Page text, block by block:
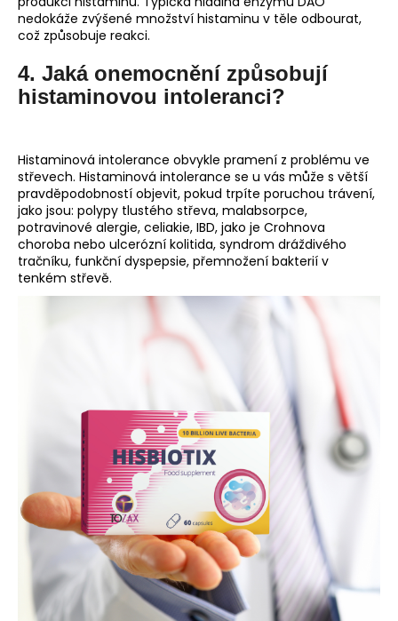
nedokáže zvýšené množství histaminu v těle odbourat,
což způsobuje reakci.
4. Jaká onemocnění způsobují
histaminovou intoleranci?
Histaminová intolerance obvykle pramení z problému ve
střevech. Histaminová intolerance se u vás může s větší
pravděpodobností objevit, pokud trpíte poruchou trávení,
jako jsou: polypy tlustého střeva, malabsorpce,
potravinové alergie, celiakie, IBD, jako je Crohnova
choroba nebo ulcerózní kolitida, syndrom dráždivého
tračníku, funkční dyspepsie, přemnožení bakterií v
tenkém střevě.